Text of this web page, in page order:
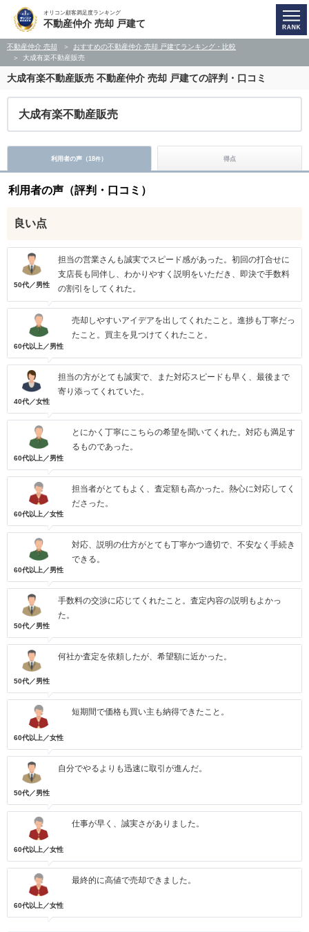
オリコン顧客満足度ランキング
不動産仲介 売却 戸建て
不動産仲介 売却
おすすめの不動産仲介 売却 戸建てランキング・比較
大成有楽不動産販売
大成有楽不動産販売 不動産仲介 売却 戸建ての評判・口コミ
大成有楽不動産販売
利用者の声（18件） 得点
利用者の声（評判・口コミ）
良い点
50代／男性
担当の営業さんも誠実でスピード感があった。初回の打合せに
支店長も同伴し、わかりやすく説明をいただき、即決で手数料
の割引をしてくれた。
60代以上／男性
売却しやすいアイデアを出してくれたこと。進捗も丁寧だっ
たこと。買主を見つけてくれたこと。
40代／女性
担当の方がとても誠実で、また対応スピードも早く、最後まで
寄り添ってくれていた。
60代以上／男性
とにかく丁寧にこちらの希望を聞いてくれた。対応も満足す
るものであった。
60代以上／女性
担当者がとてもよく、査定額も高かった。熱心に対応してく
ださった。
60代以上／男性
対応、説明の仕方がとても丁寧かつ適切で、不安なく手続き
できる。
50代／男性
手数料の交渉に応じてくれたこと。査定内容の説明もよかっ
た。
50代／男性
何社か査定を依頼したが、希望額に近かった。
60代以上／女性
短期間で価格も買い主も納得できたこと。
50代／男性
自分でやるよりも迅速に取引が進んだ。
60代以上／女性
仕事が早く、誠実さがありました。
60代以上／女性
最終的に高値で売却できました。